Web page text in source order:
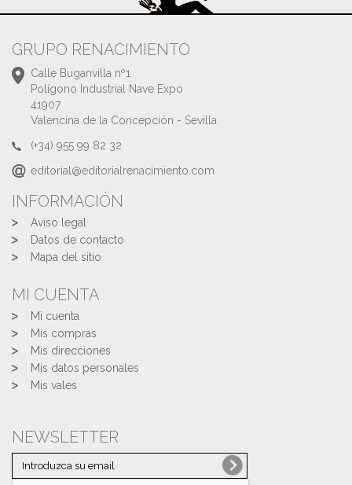
GRUPO RENACIMIENTO
Calle Buganvilla nº1
Polígono Industrial Nave Expo
41907
Valencina de la Concepción - Sevilla
(+34) 955 99 82 32
editorial@editorialrenacimiento.com
INFORMACIÓN
Aviso legal
Datos de contacto
Mapa del sitio
MI CUENTA
Mi cuenta
Mis compras
Mis direcciones
Mis datos personales
Mis vales
NEWSLETTER